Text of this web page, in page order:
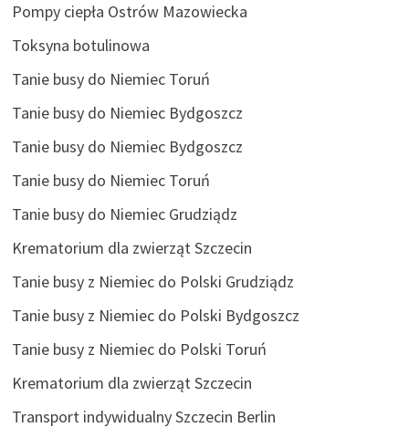
Pompy ciepła Ostrów Mazowiecka
Toksyna botulinowa
Tanie busy do Niemiec Toruń
Tanie busy do Niemiec Bydgoszcz
Tanie busy do Niemiec Bydgoszcz
Tanie busy do Niemiec Toruń
Tanie busy do Niemiec Grudziądz
Krematorium dla zwierząt Szczecin
Tanie busy z Niemiec do Polski Grudziądz
Tanie busy z Niemiec do Polski Bydgoszcz
Tanie busy z Niemiec do Polski Toruń
Krematorium dla zwierząt Szczecin
Transport indywidualny Szczecin Berlin